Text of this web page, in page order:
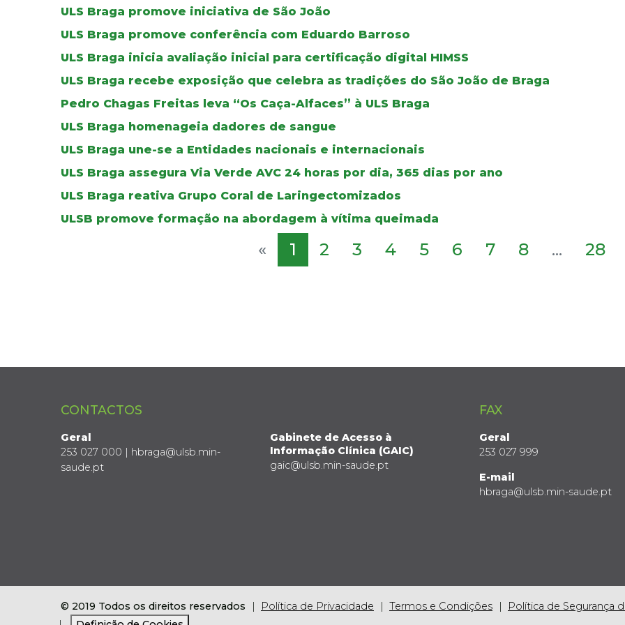
ULS Braga promove iniciativa de São João
ULS Braga promove conferência com Eduardo Barroso
ULS Braga inicia avaliação inicial para certificação digital HIMSS
ULS Braga recebe exposição que celebra as tradições do São João de Braga
Pedro Chagas Freitas leva “Os Caça-Alfaces” à ULS Braga
ULS Braga homenageia dadores de sangue
ULS Braga une-se a Entidades nacionais e internacionais
ULS Braga assegura Via Verde AVC 24 horas por dia, 365 dias por ano
ULS Braga reativa Grupo Coral de Laringectomizados
ULSB promove formação na abordagem à vítima queimada
« 1 2 3 4 5 6 7 8 ... 28
CONTACTOS
Geral
253 027 000 | hbraga@ulsb.min-
saude.pt
Gabinete de Acesso à
Informação Clínica (GAIC)
gaic@ulsb.min-saude.pt
FAX
Geral
253 027 999
E-mail
hbraga@ulsb.min-saude.pt
© 2019 Todos os direitos reservados Política de Privacidade Termos e Condições
Política de Segurança